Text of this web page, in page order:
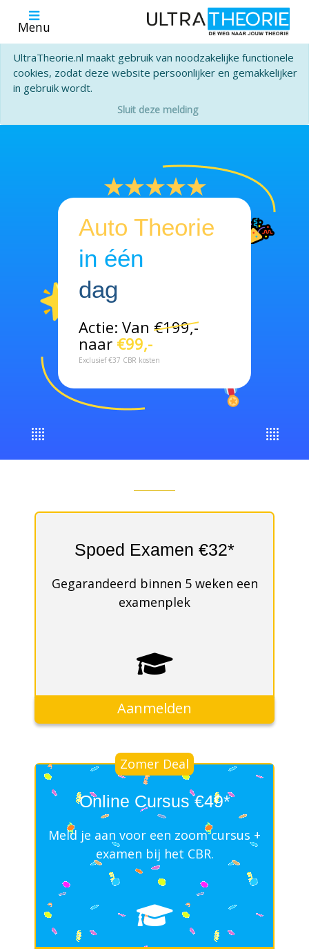
Menu
UltraTheorie.nl maakt gebruik van noodzakelijke functionele
cookies, zodat deze website persoonlijker en gemakkelijker
in gebruik wordt.
Sluit deze melding
Auto Theorie
in één
dag
Actie: Van €199,-
naar €99,-
Exclusief €37 CBR kosten
Spoed Examen €32*
Gegarandeerd binnen 5 weken een
examenplek
Aanmelden
Zomer Deal
Online Cursus €49*
Meld je aan voor een zoom cursus +
examen bij het CBR.